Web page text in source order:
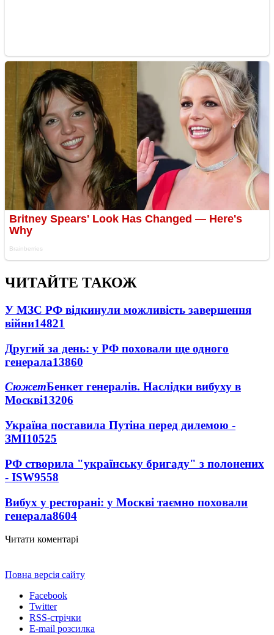
ЧИТАЙТЕ ТАКОЖ
У МЗС РФ відкинули можливість завершення
війни14821
Другий за день: у РФ поховали ще одного
генерала13860
СюжетБенкет генералів. Наслідки вибуху в
Москві13206
Україна поставила Путіна перед дилемою -
ЗМІ10525
РФ створила "українську бригаду" з полонених
- ISW9558
Вибух у ресторані: у Москві таємно поховали
генерала8604
Читати коментарі
Повна версія сайту
Facebook
Twitter
RSS-стрічки
E-mail розсилка